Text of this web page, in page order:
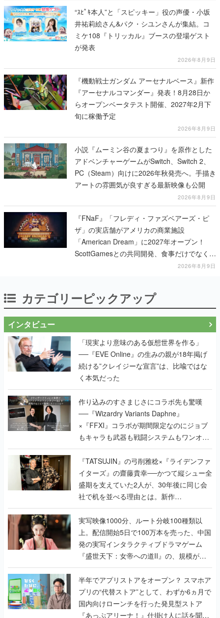
“ｽﾋﾟｷ本人”と「スピッキー」役の声優・小坂
井祐莉絵さん&パク・シユンさんが集結。コ
ミケ108『トリッカル』ブースの登場ゲスト
が発表
2026年8月9日
『機動戦士ガンダム アーセナルベース』新作
『アーセナルコマンダー』発表！8月28日か
らオープンベータテスト開催、2027年2月下
旬に稼働予定
2026年8月9日
小説『ムーミン谷の夏まつり』を原作とした
アドベンチャーゲームがSwitch、Switch 2、
PC（Steam）向けに2026年秋発売へ。手描き
アートの雰囲気が良すぎる最新映像も公開
2026年8月9日
『FNaF』「フレディ・ファズベアーズ・ピ
ザ」の実店舗がアメリカの商業施設
「American Dream」に2027年オープン！
ScottGamesとの共同開発、食事だけでなくス
テージショーや没入型のホラー体験も楽しめ
2026年8月9日
カテゴリーピックアップ
インタビュー
「現実より意味のある仮想世界を作る」
──『EVE Online』の生みの親が18年掲げ
続ける”クレイジーな宣言”は、比喩ではな
く本気だった
作り込みのすさまじさにコラボ先も驚嘆
──『Wizardry Variants Daphne』
×『FFXI』コラボが期間限定なのにジョブ
もキャラも武器も戦闘システムもワンオフ
で作り込まれた理由を両ディレクターに聞
く
『TATSUJIN』の弓削雅稔×『ライデンファ
イターズ』の齋藤貴幸──かつて縦シュー全
盛期を支えていた2人が、30年後に同じ会
社で机を並べる理由とは。新作
『TATSUJIN EXTREME』で初タッグを組
んだレジェンド2人に訊く開発秘話
実写映像1000分、ルート分岐100種類以
上。配信開始5日で100万本を売った、中国
発の実写インタラクティブドラマゲーム
『盛世天下：女帝への道II』の、規模が違
うこだわりをプロデューサーに聞いた
半年でアプリストアをオープン？ スマホア
プリの“代替ストア”として、わずか6ヵ月で
国内向けローンチを行った発見型ストア
『あっぷアリーナ！』仕掛け人に話を聞い